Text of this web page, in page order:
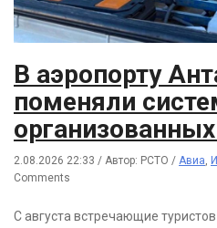
В аэропорту
поменяли
2.08.2026 22:33 / Автор: РСТО / Авиа,
Comments
С августа встречающие